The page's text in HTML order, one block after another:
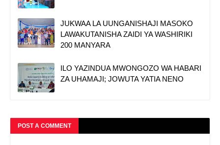
JUKWAA LA UUNGANISHAJI MASOKO
LAWAKUTANISHA ZAIDI YA WASHIRIKI
200 MANYARA
ILO YAZINDUA MWONGOZO WA HABARI
ZA UHAMAJI; JOWUTA YATIA NENO
POST A COMMENT